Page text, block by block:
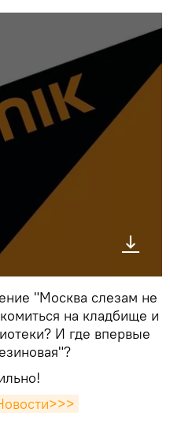
"Москва слезам не
на кладбище и
И где впервые